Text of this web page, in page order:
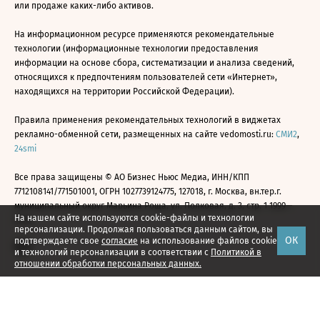
На нашем сайте используются cookie-файлы и технологии
персонализации. Продолжая пользоваться данным сайтом, вы
подтверждаете свое согласие на использование файлов cookie
и технологий персонализации в соответствии с Политикой в
отношении обработки персональных данных.
ОК
или продаже каких-либо активов.
На информационном ресурсе применяются рекомендательные
технологии (информационные технологии предоставления
информации на основе сбора, систематизации и анализа сведений,
относящихся к предпочтениям пользователей сети «Интернет»,
находящихся на территории Российской Федерации).
Правила применения рекомендательных технологий в виджетах
рекламно-обменной сети, размещенных на сайте vedomosti.ru: СМИ2,
24smi
Все права защищены © АО Бизнес Ньюс Медиа, ИНН/КПП
7712108141/771501001, ОГРН 1027739124775, 127018, г. Москва, вн.тер.г.
муниципальный округ Марьина Роща, ул. Полковая, д. 3, стр. 1 1999—
2026